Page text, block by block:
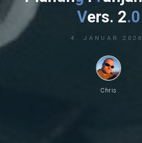
Vers. 2.0
4. JANUAR 2026
Chris